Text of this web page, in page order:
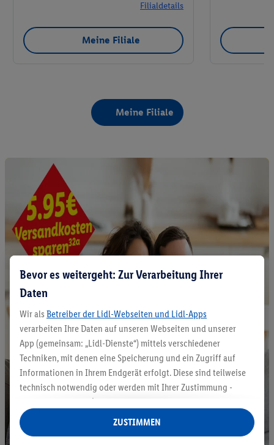
Filialdetails
Meine Filiale
Meine Filiale
Bevor es weitergeht: Zur Verarbeitung Ihrer
Daten
Wir als Betreiber der Lidl-Webseiten und Lidl-Apps
verarbeiten Ihre Daten auf unseren Webseiten und unserer
App (gemeinsam: „Lidl-Dienste“) mittels verschiedener
Techniken, mit denen eine Speicherung und ein Zugriff auf
Informationen in Ihrem Endgerät erfolgt. Diese sind teilweise
technisch notwendig oder werden mit Ihrer Zustimmung -
auch durch Partner (u.a.
Verantwortliche; im Zusammenhang mit dem IAB TCF
insgesamt
ZUSTIMMEN